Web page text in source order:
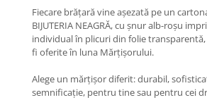
Coliere cu Molecule
Coliere Diverse
BRĂȚĂRI
BRĂȚĂRI CU ȘNUR REGLABIL
Brățări din Aur cu șnur reglabil
Fiecare brățară vine așezată pe un
BIJUTERIA NEAGRĂ, cu șnur alb-roșu
individual în plicuri din folie
fi oferite în luna Mărțișorului.
Alege un mărțișor diferit: durabil,
semnificație, pentru tine sau pentru cei